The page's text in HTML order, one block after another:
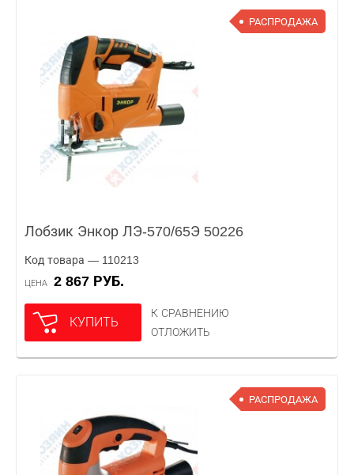
РАСПРОДАЖА
Лобзик Энкор ЛЭ-570/65Э 50226
Код товара — 110213
ЦЕНА 2 867 РУБ.
КУПИТЬ
К СРАВНЕНИЮ
ОТЛОЖИТЬ
РАСПРОДАЖА